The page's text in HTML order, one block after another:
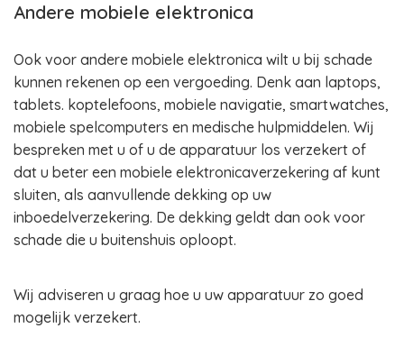
Andere mobiele elektronica
Ook voor andere mobiele elektronica wilt u bij schade
kunnen rekenen op een vergoeding. Denk aan laptops,
tablets. koptelefoons, mobiele navigatie, smartwatches,
mobiele spelcomputers en medische hulpmiddelen. Wij
bespreken met u of u de apparatuur los verzekert of
dat u beter een mobiele elektronicaverzekering af kunt
sluiten, als aanvullende dekking op uw
inboedelverzekering. De dekking geldt dan ook voor
schade die u buitenshuis oploopt.
Wij adviseren u graag hoe u uw apparatuur zo goed
mogelijk verzekert.